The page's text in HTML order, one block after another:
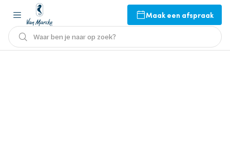
Maak een afspraak
Waar ben je naar op zoek?